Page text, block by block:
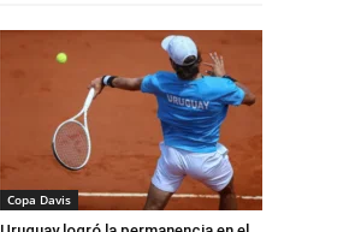
Copa Davis